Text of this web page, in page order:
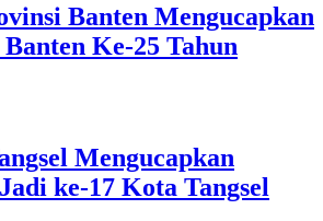
Banten Mengucapkan
Ke-25 Tahun
Mengucapkan
ke-17 Kota Tangsel